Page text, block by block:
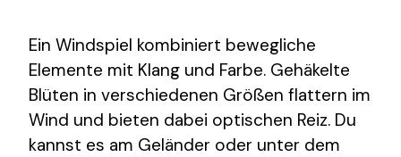
Ein Windspiel kombiniert bewegliche
Elemente mit Klang und Farbe. Gehäkelte
Blüten in verschiedenen Größen flattern im
Wind und bieten dabei optischen Reiz. Du
kannst es am Geländer oder unter dem